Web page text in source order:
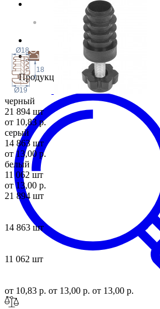
Продукция
Ø18
18
Ø19
черный
21 894 шт
от 10,83 р.
серый
14 863 шт
от 13,00 р.
белый
11 062 шт
от 13,00 р.
21 894 шт
14 863 шт
11 062 шт
от 10,83 р. от 13,00 р. от 13,00 р.